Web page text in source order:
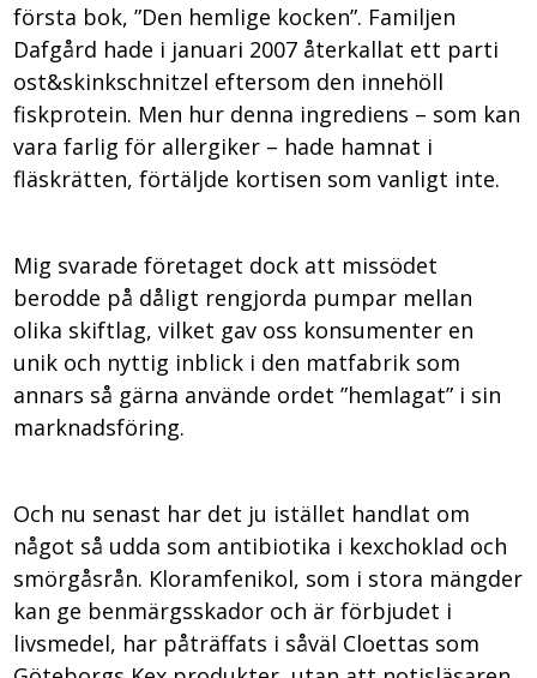
första bok, ”Den hemlige kocken”. Familjen
Dafgård hade i januari 2007 återkallat ett parti
ost&skinkschnitzel eftersom den innehöll
fiskprotein. Men hur denna ingrediens – som kan
vara farlig för allergiker – hade hamnat i
fläskrätten, förtäljde kortisen som vanligt inte.
Mig svarade företaget dock att missödet
berodde på dåligt rengjorda pumpar mellan
olika skiftlag, vilket gav oss konsumenter en
unik och nyttig inblick i den matfabrik som
annars så gärna använde ordet ”hemlagat” i sin
marknadsföring.
Och nu senast har det ju istället handlat om
något så udda som antibiotika i kexchoklad och
smörgåsrån. Kloramfenikol, som i stora mängder
kan ge benmärgsskador och är förbjudet i
livsmedel, har påträffats i såväl Cloettas som